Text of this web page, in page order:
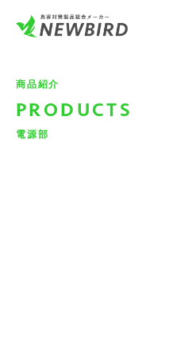
商品紹介
PRODUCTS
電源部